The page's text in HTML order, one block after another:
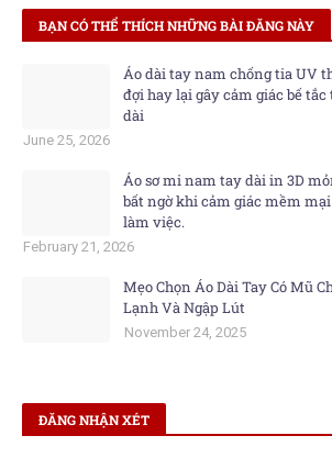
BẠN CÓ THỂ THÍCH NHỮNG BÀI ĐĂNG NÀY
Áo dài tay nam chống tia UV
đợi hay lại gây cảm giác bế
dài
June 25, 2026
Áo sơ mi nam tay dài in 3D
bất ngờ khi cảm giác mềm
làm việc.
February 21, 2026
Mẹo Chọn Áo Dài Tay Có Mũ
Lạnh Và Ngập Lút
November 24, 2025
ĐĂNG NHẬN XÉT